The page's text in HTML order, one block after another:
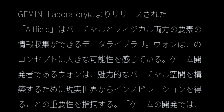
GEMINI Laboratoryによりリリースされた
「Altfield」はバーチャルとフィジカル両方の要素の
情報収集ができるデータライブラリ。ウォンはこの
コンセプトに大きな可能性を感じている。ゲーム開
発者であるウォンは、魅力的なバーチャル空間を構
築するために現実世界からインスピレーションを得
ることの重要性を指摘する。「ゲームの開発では、